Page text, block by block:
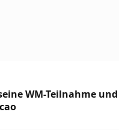
WM-Teilnahme und